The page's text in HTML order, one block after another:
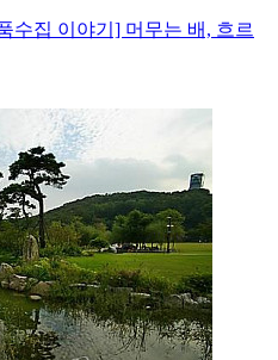
수집 이야기] 머무는 배, 흐르